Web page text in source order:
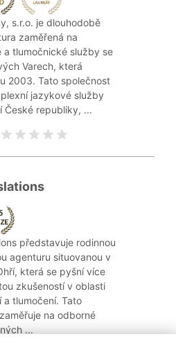
s.r.o. je dlouhodobě
zaměřená na
a tlumočnické služby se
Varech, která
2003. Tato společnost
jazykové služby
České republiky, ...
představuje rodinnou
agenturu situovanou v
která se pyšní více
zkušeností v oblasti
tlumočení. Tato
na odborné
...